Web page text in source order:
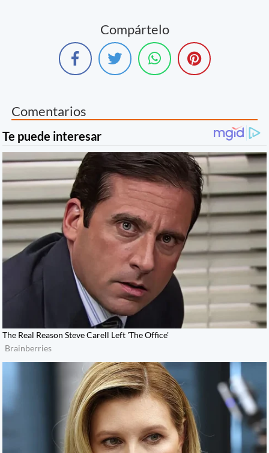
Compártelo
Comentarios